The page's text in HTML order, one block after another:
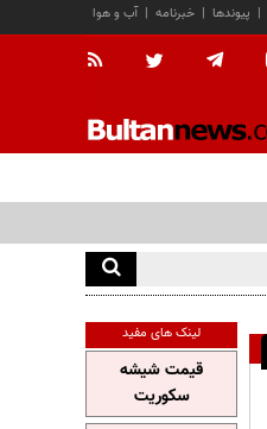
آب و هوا | خبرنامه | پیوندها |
لینک های مفید
قیمت شیشه
سکوریت